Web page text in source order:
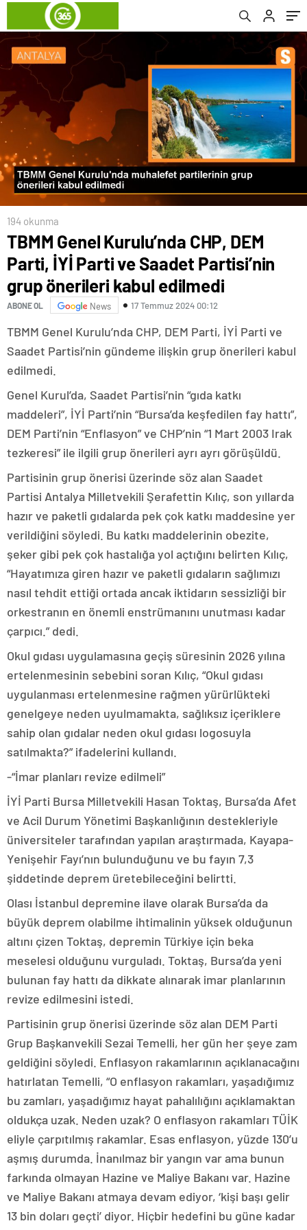
kabul edilmedi
194 okunma
TBMM Genel Kurulu’nda CHP, DEM
Parti, İYİ Parti ve Saadet Partisi’nin
grup önerileri kabul edilmedi
ABONE OL News 17 Temmuz 2024 00:12
TBMM Genel Kurulu’nda CHP, DEM Parti, İYİ Parti ve
Saadet Partisi’nin gündeme ilişkin grup önerileri kabul
edilmedi.
Genel Kurul’da, Saadet Partisi’nin “gıda katkı
maddeleri”, İYİ Parti’nin “Bursa’da keşfedilen fay hattı”,
DEM Parti’nin “Enflasyon” ve CHP’nin “1 Mart 2003 Irak
tezkeresi” ile ilgili grup önerileri ayrı ayrı görüşüldü.
Partisinin grup önerisi üzerinde söz alan Saadet
Partisi Antalya Milletvekili Şerafettin Kılıç, son yıllarda
hazır ve paketli gıdalarda pek çok katkı maddesine yer
verildiğini söyledi. Bu katkı maddelerinin obezite,
şeker gibi pek çok hastalığa yol açtığını belirten Kılıç,
“Hayatımıza giren hazır ve paketli gıdaların sağlımızı
nasıl tehdit ettiği ortada ancak iktidarın sessizliği bir
orkestranın en önemli enstrümanını unutması kadar
çarpıcı.” dedi.
Okul gıdası uygulamasına geçiş süresinin 2026 yılına
ertelenmesinin sebebini soran Kılıç, “Okul gıdası
uygulanması ertelenmesine rağmen yürürlükteki
genelgeye neden uyulmamakta, sağlıksız içeriklere
sahip olan gıdalar neden okul gıdası logosuyla
satılmakta?” ifadelerini kullandı.
-“İmar planları revize edilmeli”
İYİ Parti Bursa Milletvekili Hasan Toktaş, Bursa’da Afet
ve Acil Durum Yönetimi Başkanlığının destekleriyle
üniversiteler tarafından yapılan araştırmada, Kayapa-
Yenişehir Fayı’nın bulunduğunu ve bu fayın 7,3
şiddetinde deprem üretebileceğini belirtti.
Olası İstanbul depremine ilave olarak Bursa’da da
büyük deprem olabilme ihtimalinin yüksek olduğunun
altını çizen Toktaş, depremin Türkiye için beka
meselesi olduğunu vurguladı. Toktaş, Bursa’da yeni
bulunan fay hattı da dikkate alınarak imar planlarının
revize edilmesini istedi.
Partisinin grup önerisi üzerinde söz alan DEM Parti
Grup Başkanvekili Sezai Temelli, her gün her şeye zam
geldiğini söyledi. Enflasyon rakamlarının açıklanacağını
hatırlatan Temelli, “O enflasyon rakamları, yaşadığımız
bu zamları, yaşadığımız hayat pahalılığını açıklamaktan
oldukça uzak. Neden uzak? O enflasyon rakamları TÜİK
eliyle çarpıtılmış rakamlar. Esas enflasyon, yüzde 130’u
aşmış durumda. İnanılmaz bir yangın var ama bunun
farkında olmayan Hazine ve Maliye Bakanı var. Hazine
ve Maliye Bakanı atmaya devam ediyor, ‘kişi başı gelir
13 bin doları geçti’ diyor. Hiçbir hedefini bu güne kadar